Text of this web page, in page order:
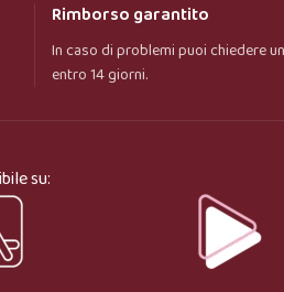
Rimborso garantito
In caso di problemi puoi chiedere
entro 14 giorni.
su: